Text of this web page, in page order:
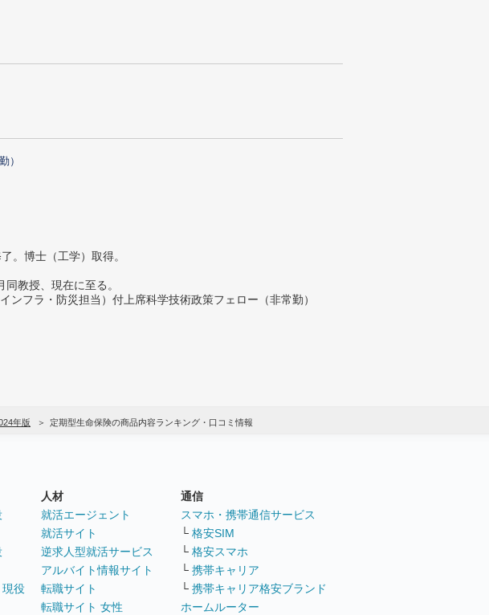
）
。博士（工学）取得。
教授、現在に至る。
フラ・防災担当）付上席科学技術政策フェロー（非常勤）
年版 定期型生命保険の商品内容ランキング・口コミ情報
現役
人材
就活エージェント
就活サイト
逆求人型就活サービス
アルバイト情報サイト
転職サイト
転職サイト 女性
通信
スマホ・携帯通信サービス
└ 格安SIM
└ 格安スマホ
└ 携帯キャリア
└ 携帯キャリア格安ブランド
ホームルーター